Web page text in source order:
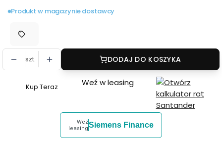
Produkt w magazynie dostawcy
szt. DODAJ DO KOSZYKA
Szybki
Kup Teraz Weź w leasing
Weź
leasingSiemens Finance